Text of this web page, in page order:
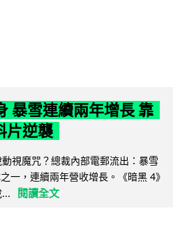
暴雪連續兩年增長 靠
片逆襲
視魔咒？總裁內部電郵流出：暴雪
一，連續兩年營收增長。《暗黑 4》
閱讀全文